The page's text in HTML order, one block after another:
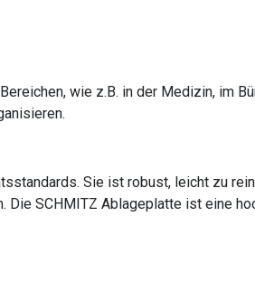
wie z.B. in der Medizin, im
Sie ist robust, leicht zu
Die SCHMITZ Ablageplatte ist eine